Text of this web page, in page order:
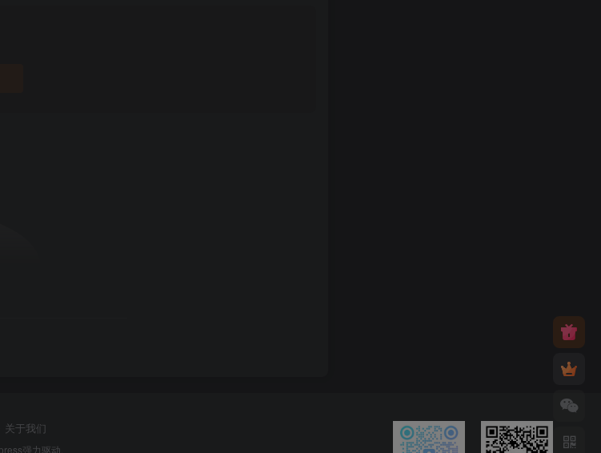
关于我们
强力驱动.